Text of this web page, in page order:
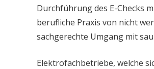
Durchführung des E-Checks
berufliche Praxis von nicht
sachgerechte Umgang mit
Elektrofachbetriebe, welche